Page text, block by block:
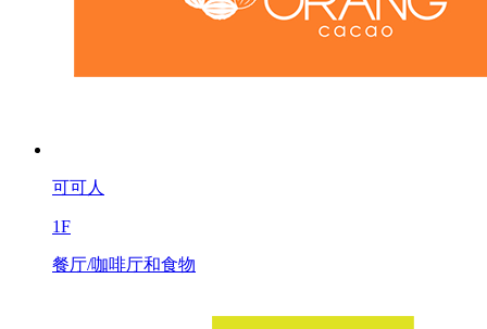
可可人
1F
餐厅/咖啡厅和食物